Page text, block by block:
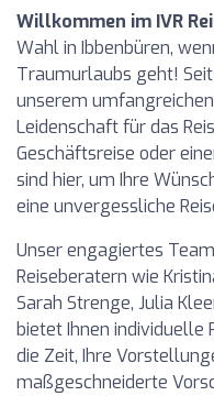
Willkommen im IVR
Wahl in Ibbenbüren,
Traumurlaubs geht!
unserem
Leidenschaft für das
Geschäftsreise oder
sind hier, um Ihre
eine unvergessliche
Unser engagiertes
Reiseberatern wie
Sarah Strenge, Julia
bietet Ihnen individuelle
die Zeit, Ihre
maßgeschneiderte